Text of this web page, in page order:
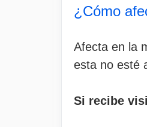
¿Cómo
Afecta en la
esta no esté
Si recibe